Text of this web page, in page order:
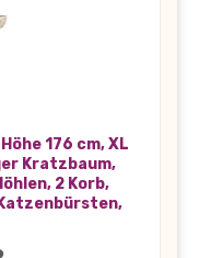
176 cm, XL
Kratzbaum,
2 Korb,